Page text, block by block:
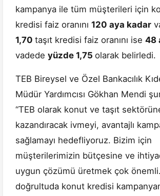
kampanya ile tüm müşterileri için
kredisi faiz oranını 120 aya kadar
1,70 taşıt kredisi faiz oranını ise 48
vadede yüzde 1,75 olarak belirledi.
TEB Bireysel ve Özel Bankacılık
Müdür Yardımcısı Gökhan Mendi
“TEB olarak konut ve taşıt
kazandıracak ivmeyi, avantajlı
sağlamayı hedefliyoruz. Bizim için
müşterilerimizin bütçesine ve
uygun çözümü üretmek çok
doğrultuda konut kredisi